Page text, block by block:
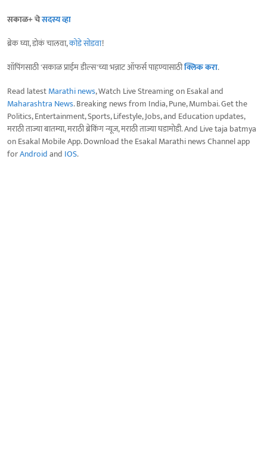
सकाळ+ चेसदस्य व्हा
ब्रेक घ्या, डोकं चालवा,कोडे सोडवा!
शॉपिंगसाठी 'सकाळ प्राईम डील्स'च्या भन्नाट ऑफर्स पाहण्यासाठीक्लिक करा.
Read latestMarathi news, Watch Live Streaming on Esakal and
Maharashtra News. Breaking news from India, Pune, Mumbai. Get the
Politics, Entertainment, Sports, Lifestyle, Jobs, and Education updates,
मराठी ताज्या बातम्या, मराठी ब्रेकिंग न्यूज, मराठी ताज्या घडामोडी. And Live taja batmya
on Esakal Mobile App. Download the Esakal Marathi news Channel app
forAndroidand IOS.